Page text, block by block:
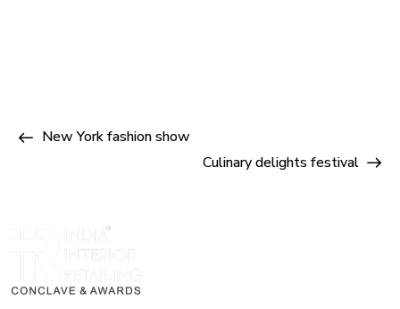
New York fashion show
Culinary delights festival